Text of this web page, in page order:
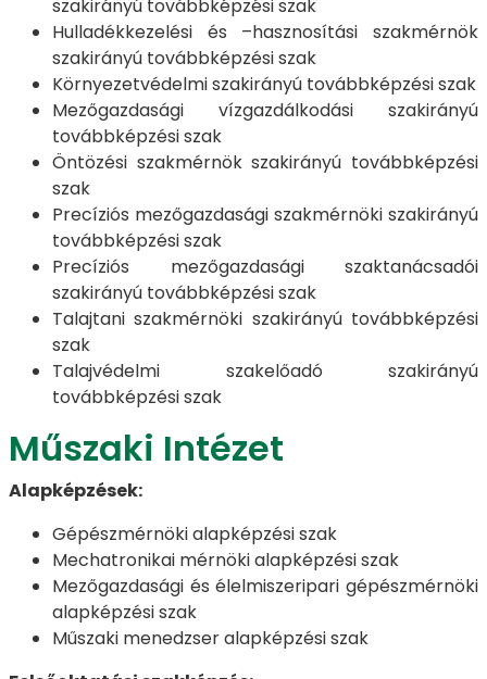
szakirányú továbbképzési szak
Hulladékkezelési és –hasznosítási szakmérnök
szakirányú továbbképzési szak
Környezetvédelmi szakirányú továbbképzési szak
Mezőgazdasági vízgazdálkodási szakirányú
továbbképzési szak
Öntözési szakmérnök szakirányú továbbképzési
szak
Precíziós mezőgazdasági szakmérnöki szakirányú
továbbképzési szak
Precíziós mezőgazdasági szaktanácsadói
szakirányú továbbképzési szak
Talajtani szakmérnöki szakirányú továbbképzési
szak
Talajvédelmi szakelőadó szakirányú
továbbképzési szak
Műszaki Intézet
Alapképzések:
Gépészmérnöki alapképzési szak
Mechatronikai mérnöki alapképzési szak
Mezőgazdasági és élelmiszeripari gépészmérnöki
alapképzési szak
Műszaki menedzser alapképzési szak